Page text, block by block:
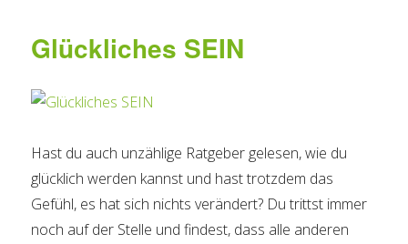
Glückliches SEIN
Hast du auch unzählige Ratgeber gelesen, wie du
glücklich werden kannst und hast trotzdem das
Gefühl, es hat sich nichts verändert? Du trittst immer
noch auf der Stelle und findest, dass alle anderen